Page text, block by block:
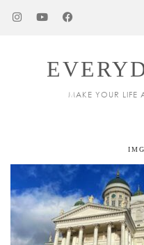
MAKE YOUR LIFE